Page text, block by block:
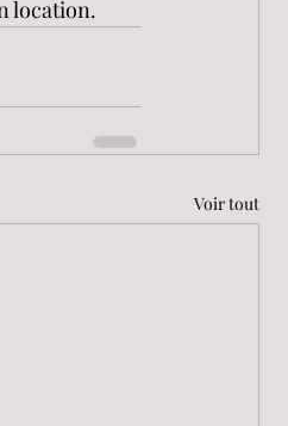
location.
Voir tout